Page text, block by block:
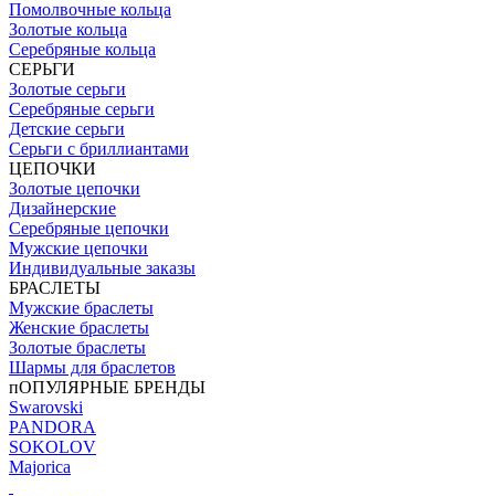
Помолвочные кольца
Золотые кольца
Серебряные кольца
СЕРЬГИ
Золотые серьги
Серебряные серьги
Детские серьги
Серьги с бриллиантами
ЦЕПОЧКИ
Золотые цепочки
Дизайнерские
Серебряные цепочки
Мужские цепочки
Индивидуальные заказы
БРАСЛЕТЫ
Мужские браслеты
Женские браслеты
Золотые браслеты
Шармы для браслетов
пОПУЛЯРНЫЕ БРЕНДЫ
Swarovski
PANDORA
SOKOLOV
Majorica